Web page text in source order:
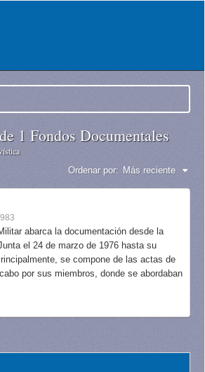
1 Fondos Documentales
Ordenar por: Más reciente
abarca la documentación desde la
el 24 de marzo de 1976 hasta su
se compone de las actas de
por sus miembros, donde se abordaban